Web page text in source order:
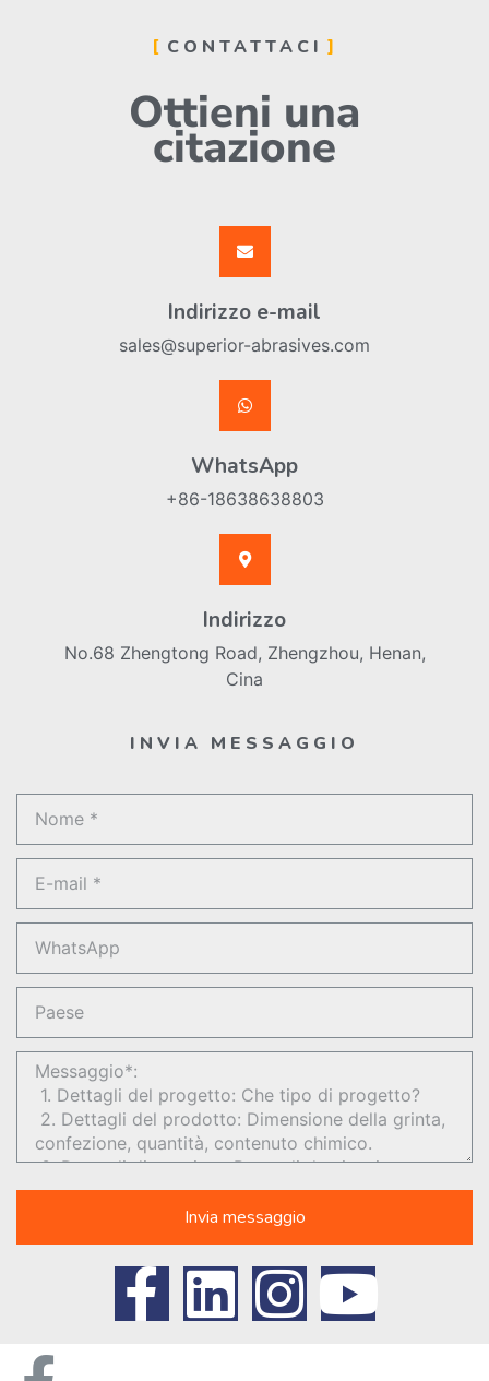
CONTATTACI
Ottieni una
citazione
Indirizzo e-mail
sales@superior-abrasives.com
WhatsApp
+86-18638638803
Indirizzo
No.68 Zhengtong Road, Zhengzhou, Henan,
Cina
INVIA MESSAGGIO
Invia messaggio